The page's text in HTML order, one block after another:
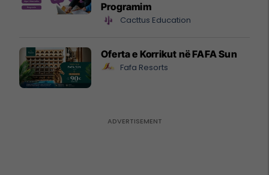
Programim
Cacttus Education
Oferta e Korrikut në FAFA Sun
Fafa Resorts